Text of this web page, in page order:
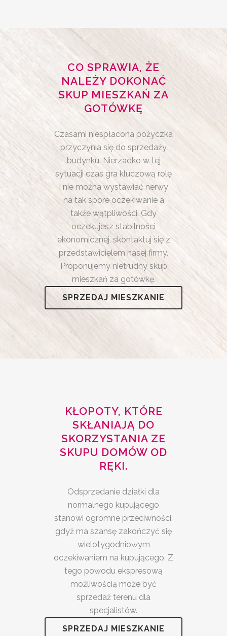
CO SPRAWIA, ŻE
NALEŻY DOKONAĆ
SKUP MIESZKAŃ ZA
GOTÓWKĘ
Czasami niespłacona pożyczka
przyczynia się do sprzedaży
budynku. Nierzadko w tej
sytuacji czas gra kluczową rolę
i nie można wystawiać nerwy
na tak spore oczekiwanie a
także wątpliwości. Gdy
oczekujesz stabilności
ekonomicznej, skontaktuj się z
przedstawicielem nasej firmy.
Proponujemy nietrudny skup
mieszkań za gotówkę.
SPRZEDAJ MIESZKANIE
KŁOPOTY, KTÓRE
SKŁANIAJĄ DO
SKORZYSTANIA ZE
SKUPU DOMÓW OD
RĘKI.
Odsprzedanie działki dla
normalnego kupującego
stanowi ogromne przeciwności,
gdyż ma szansę zakończyć się
wielotygodniowym
oczekiwaniem na kupującego. Z
tego powodu ekspresową
możliwością może być
sprzedaż terenu dla
specjalistów.
SPRZEDAJ MIESZKANIE